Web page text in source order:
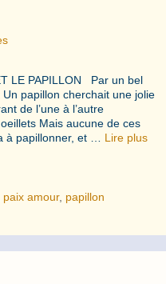
LE PAPILLON Par un bel
papillon cherchait une jolie
de l’une à l’autre
Mais aucune de ces
à papillonner, et … Lire plus
paix amour, papillon